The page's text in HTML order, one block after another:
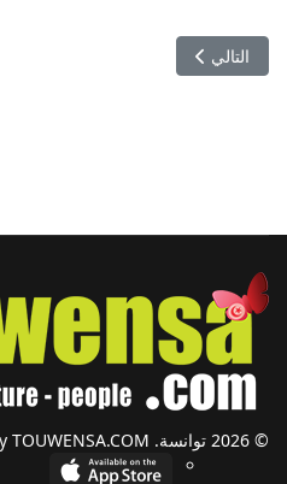
المقال التالي: بروح شارلي شابلن..
التالي
© 2026 توانسة. Designed By TOUWENSA.COM